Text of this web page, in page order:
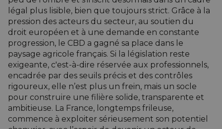
légal plus lisible, bien que toujours strict. Grâce à la
pression des acteurs du secteur, au soutien du
droit européen et à une demande en constante
progression, le CBD a gagné sa place dans le
paysage agricole français. Si la législation reste
exigeante, c'est-à-dire réservée aux professionnels,
encadrée par des seuils précis et des contrôles
rigoureux, elle n’est plus un frein, mais un socle
pour construire une filière solide, transparente et
ambitieuse. La France, longtemps frileuse,
commence à exploiter sérieusement son potentiel